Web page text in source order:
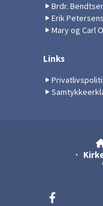
Brdr.
Erik
Mary og Carl
Links
·